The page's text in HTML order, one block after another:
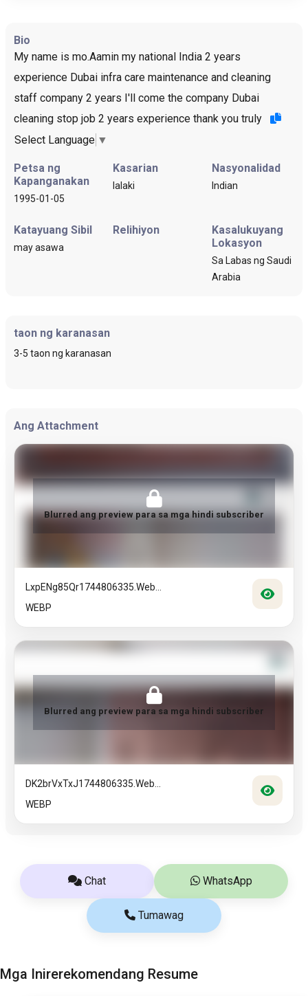
Bio
My name is mo.Aamin my national India 2 years
experience Dubai infra care maintenance and cleaning
staff company 2 years I'll come the company Dubai
cleaning stop job 2 years experience thank you truly
Select Language ▼
Petsa ng
Kapanganakan
1995-01-05
Kasarian
lalaki
Nasyonalidad
Indian
Katayuang Sibil
may asawa
Relihiyon
Kasalukuyang
Lokasyon
Sa Labas ng Saudi
Arabia
taon ng karanasan
3-5 taon ng karanasan
Ang Attachment
Blurred ang preview para sa mga hindi subscriber
LxpENg85Qr1744806335.web...
WEBP
Blurred ang preview para sa mga hindi subscriber
DK2brVxTxJ1744806335.web...
WEBP
Chat WhatsApp
Tumawag
Mga Inirerekomendang Resume